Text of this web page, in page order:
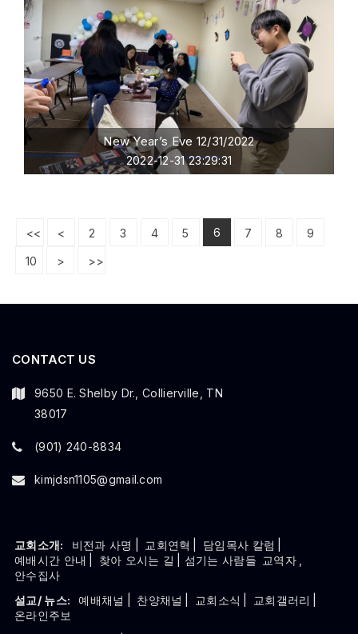
New Year’s Eve 12/31/2022
2022-12-31 23:29:31
<< < 2 3 4 5 6 7 8 9
10 > >>
CONTACT US
9650 E. Shelby Dr., Collierville, TN
38017
(901) 240-8834
kimjdsn1105@gmail.com
교회소개: 비전과 사명 교회연혁 담임목사 칼럼
예배시간 안내
찾아 오시는 길 | 섬기는 사람들 교역자
안수집사
설교/ 뉴스:
예배채널 찬양채널 교회소식 교회갤러리
온라인주보